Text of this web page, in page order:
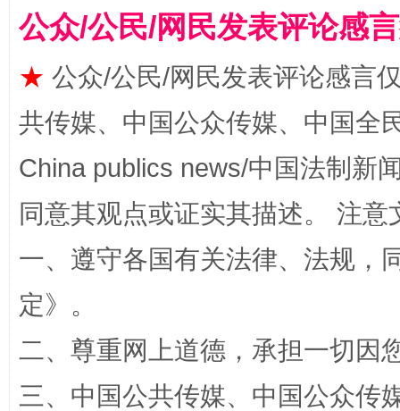
阿坝州三大球赛在茂县开幕 规模
公众/公民/网民发表评论感
★ 公众/公民/网民发表评论感言
共传媒、中国公众传媒、中国全
China publics news/中国法制新
同意其观点或证实其描述。 注
一、遵守各国有关法律、法规，
定》。
二、尊重网上道德，承担一切因
三、中国公共传媒、中国公众传